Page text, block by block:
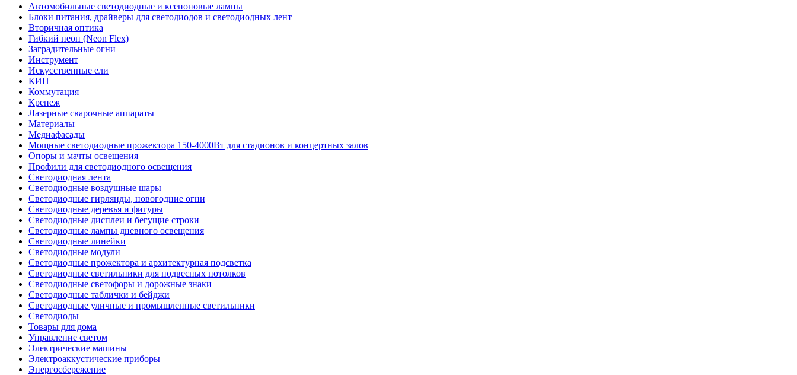
Автомобильные светодиодные и ксеноновые лампы
Блоки питания, драйверы для светодиодов и светодиодных лент
Вторичная оптика
Гибкий неон (Neon Flex)
Заградительные огни
Инструмент
Искусственные ели
КИП
Коммутация
Крепеж
Лазерные сварочные аппараты
Материалы
Медиафасады
Мощные светодиодные прожектора 150-4000Вт для стадионов и концертных залов
Опоры и мачты освещения
Профили для светодиодного освещения
Светодиодная лента
Светодиодные воздушные шары
Светодиодные гирлянды, новогодние огни
Светодиодные деревья и фигуры
Светодиодные дисплеи и бегущие строки
Светодиодные лампы дневного освещения
Светодиодные линейки
Светодиодные модули
Светодиодные прожектора и архитектурная подсветка
Светодиодные светильники для подвесных потолков
Светодиодные светофоры и дорожные знаки
Светодиодные таблички и бейджи
Светодиодные уличные и промышленные светильники
Светодиоды
Товары для дома
Управление светом
Электрические машины
Электроаккустические приборы
Энергосбережение